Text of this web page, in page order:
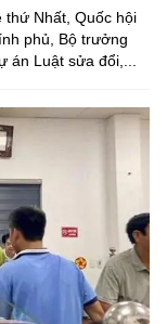
thứ Nhất, Quốc hội
phủ, Bộ trưởng
Luật sửa đổi,...